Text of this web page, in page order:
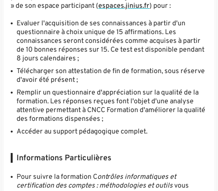
» de son espace participant (espaces.jinius.fr) pour :
Evaluer l'acquisition de ses connaissances à partir d'un
questionnaire à choix unique de 15 affirmations. Les
connaissances seront considérées comme acquises à partir
de 10 bonnes réponses sur 15. Ce test est disponible pendant
8 jours calendaires ;
Télécharger son attestation de fin de formation, sous réserve
d'avoir été présent ;
Remplir un questionnaire d'appréciation sur la qualité de la
formation. Les réponses reçues font l'objet d'une analyse
attentive permettant à CNCC Formation d'améliorer la qualité
des formations dispensées ;
Accéder au support pédagogique complet.
Informations Particulières
Pour suivre la formation Contrôles informatiques et
certification des comptes : méthodologies et outilsvous